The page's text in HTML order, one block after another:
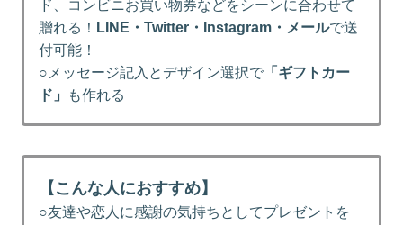
ド、コンビニお買い物券などをシーンに合わせて
贈れる！ LINE・Twitter・Instagram・メールで送
付可能！
○メッセージ記入とデザイン選択で 「ギフトカー
ド」
も作れる
【こんな人におすすめ】
○友達や恋人に感謝の気持ちとしてプレゼントを